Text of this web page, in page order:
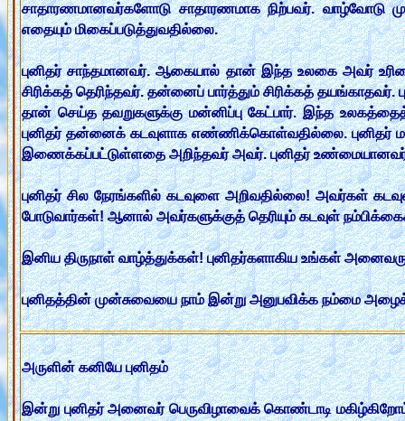
சாதாரணமானவர்களோடு சாதாரணமாக நிற்பவர்.
எதையும் மிகைப்படுத்துவதில்லை.
புனிதர் சாந்தமானவர். ஆகையால் தான் இந்த உலகை அவர்
சிரிக்கத் தெரிந்தவர். தன்னைப் பார்த்தும் சிரிக்கத்
தான் செய்த தவறுகளுக்கு மன்னிப்பு கேட்பார். இந்த
புனிதர் தன்னைக் கடவுளாக எண்ணிக்கொள்வதில்லை. புனிதர்
இணைக்கப்பட்டுள்ளதை அறிந்தவர் அவர். புனிதர்
புனிதர் சில நேரங்களில் கடவுளை அறிவதில்லை! அவர்கள்
போடுவார்கள்! ஆனால் அவர்களுக்குத் தெரியும் கடவுள்
இனிய திருநாள் வாழ்த்துக்கள்! புனிதர்களாகிய உங்கள்
புனிதத்தின் முன்சுவையை நாம் இன்று அனுபவிக்க நம்மை
அருளின் கனியே புனிதம்
இன்று புனிதர் அனைவர் பெருவிழாவைக் கொண்டாடி